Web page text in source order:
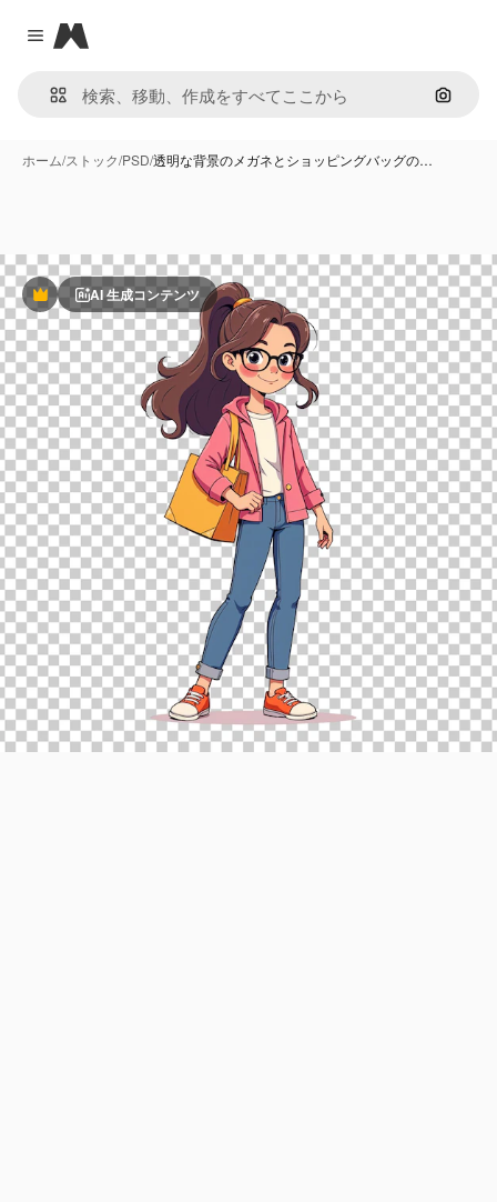
Close menu
Magnific
画像で
ホーム/ストック/PSD/透明な背景のメガネとショッピングバッグの…
PremiumAI 生成コンテンツ